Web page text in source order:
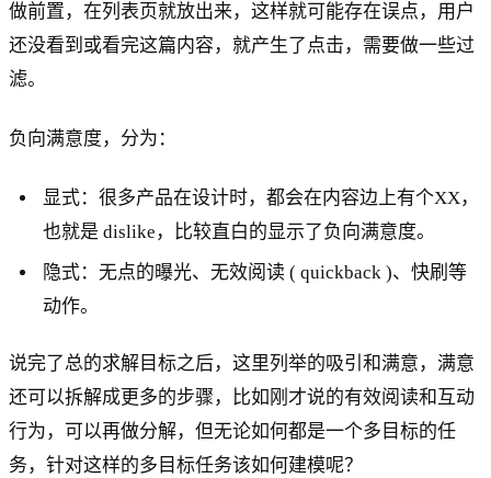
做前置，在列表页就放出来，这样就可能存在误点，用户
还没看到或看完这篇内容，就产生了点击，需要做一些过
滤。
负向满意度，分为：
显式：很多产品在设计时，都会在内容边上有个XX，
也就是 dislike，比较直白的显示了负向满意度。
隐式：无点的曝光、无效阅读 ( quickback )、快刷等
动作。
说完了总的求解目标之后，这里列举的吸引和满意，满意
还可以拆解成更多的步骤，比如刚才说的有效阅读和互动
行为，可以再做分解，但无论如何都是一个多目标的任
务，针对这样的多目标任务该如何建模呢？